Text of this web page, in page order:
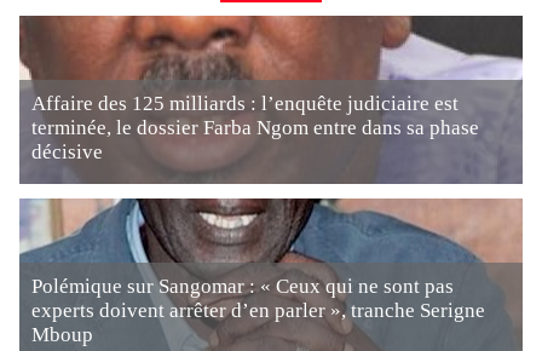
Affaire des 125 milliards : l’enquête judiciaire est
terminée, le dossier Farba Ngom entre dans sa phase
décisive
Polémique sur Sangomar : « Ceux qui ne sont pas
experts doivent arrêter d’en parler », tranche Serigne
Mboup